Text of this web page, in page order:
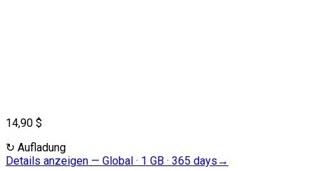
14,90 $
↻ Aufladung
Details anzeigen — Global · 1 GB · 365 days →